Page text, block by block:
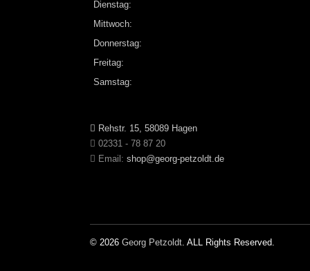
Dienstag:
Mittwoch:
Donnerstag:
Freitag:
Samstag:
Rehstr. 15, 58089 Hagen
02331 - 78 87 20
Email: shop@georg-petzoldt.de
© 2026 Georg Petzoldt . ALL Rights Reserved.